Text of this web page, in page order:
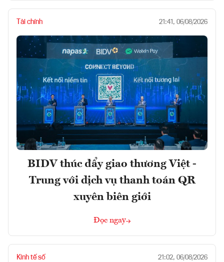
Tài chính 21:41, 06/08/2026
BIDV thúc đẩy giao thương Việt -
Trung với dịch vụ thanh toán QR
xuyên biên giới
Đọc ngay
Kinh tế số 21:02, 06/08/2026